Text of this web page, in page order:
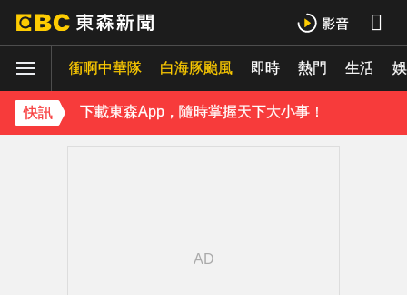
衝啊中華隊 白海豚颱風 即時 熱門 生活
快訊
下載東森App，隨時掌握天下大小事！